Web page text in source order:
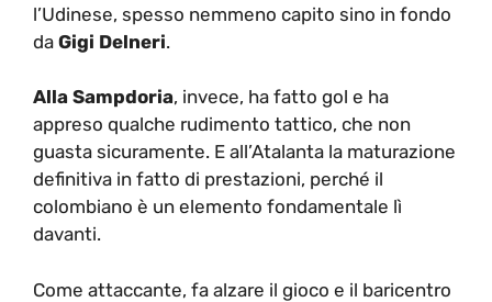
l’Udinese, spesso nemmeno capito sino in fondo
da Gigi Delneri.
Alla Sampdoria, invece, ha fatto gol e ha
appreso qualche rudimento tattico, che non
guasta sicuramente. E all’Atalanta la maturazione
definitiva in fatto di prestazioni, perché il
colombiano è un elemento fondamentale lì
davanti.
Come attaccante, fa alzare il gioco e il baricentro